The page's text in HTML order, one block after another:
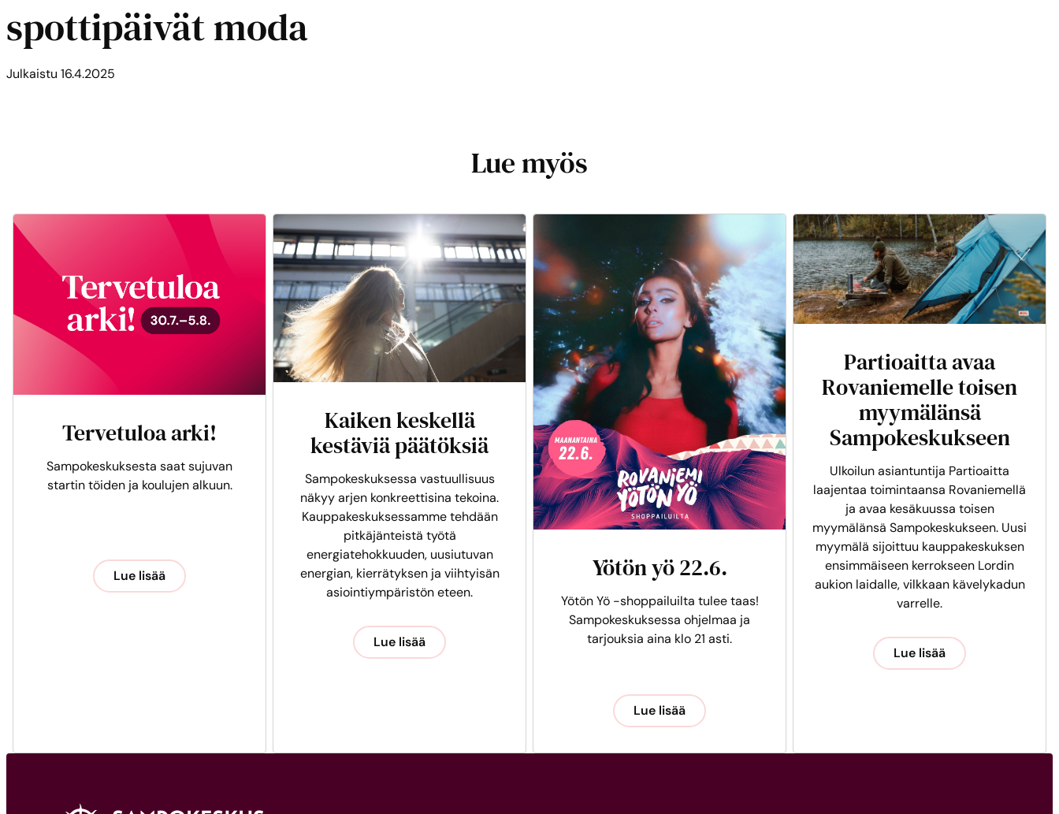
spottipäivät moda
Julkaistu 16.4.2025
Lue myös
Tervetuloa arki!
Sampokeskuksesta saat sujuvan
startin töiden ja koulujen alkuun.
Lue lisää
Kaiken keskellä
kestäviä päätöksiä
Sampokeskuksessa vastuullisuus
näkyy arjen konkreettisina tekoina.
Kauppakeskuksessamme tehdään
pitkäjänteistä työtä
energiatehokkuuden, uusiutuvan
energian, kierrätyksen ja viihtyisän
asiointiympäristön eteen.
Lue lisää
Yötön yö 22.6.
Yötön Yö -shoppailuilta tulee taas!
Sampokeskuksessa ohjelmaa ja
tarjouksia aina klo 21 asti.
Lue lisää
Partioaitta avaa
Rovaniemelle toisen
myymälänsä
Sampokeskukseen
Ulkoilun asiantuntija Partioaitta
laajentaa toimintaansa Rovaniemellä
ja avaa kesäkuussa toisen
myymälänsä Sampokeskukseen. Uusi
myymälä sijoittuu kauppakeskuksen
ensimmäiseen kerrokseen Lordin
aukion laidalle, vilkkaan kävelykadun
varrelle.
Lue lisää